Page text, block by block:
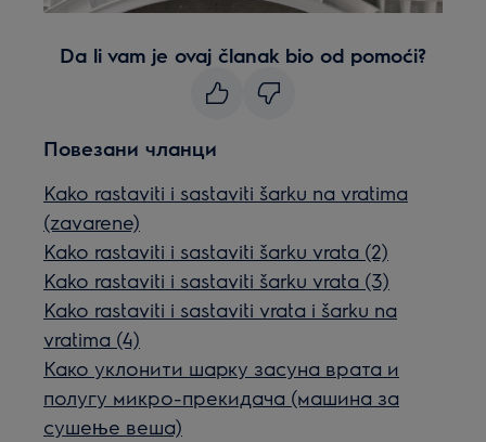
Da li vam je ovaj članak bio od pomoći?
Повезани чланци
Kako rastaviti i sastaviti šarku na vratima
(zavarene)
Kako rastaviti i sastaviti šarku vrata (2)
Kako rastaviti i sastaviti šarku vrata (3)
Kako rastaviti i sastaviti vrata i šarku na
vratima (4)
Како уклонити шарку засуна врата и
полугу микро-прекидача (машина за
сушење веша)